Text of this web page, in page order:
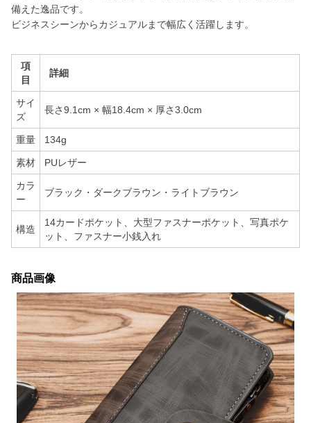
備えた逸品です。
ビジネスシーンからカジュアルまで幅広く活躍します。
項
目
詳細
サイ
ズ
長さ9.1cm × 幅18.4cm × 厚さ3.0cm
重量 134g
素材 PUレザー
カラ
ー
ブラック・ダークブラウン・ライトブラウン
構造
14カードポケット、大型ファスナーポケット、写真ポケ
ット、ファスナー小銭入れ
商品画像